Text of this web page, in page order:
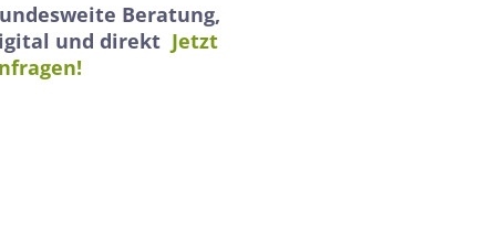
Beratung,
und direkt Jetzt